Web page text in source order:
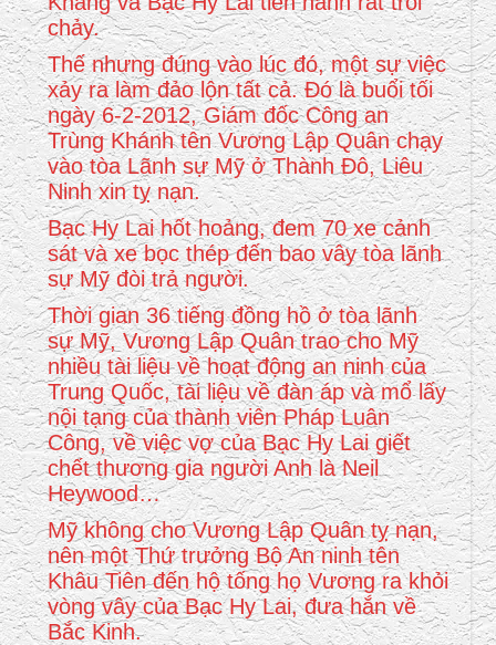
chảy.
Thế nhưng đúng vào lúc đó, một sự việc
xảy ra làm đảo lộn tất cả. Đó là buổi tối
ngày 6-2-2012, Giám đốc Công an
Trùng Khánh tên Vương Lập Quân chạy
vào tòa Lãnh sự Mỹ ở Thành Đô, Liêu
Ninh xin tỵ nạn.
Bạc Hy Lai hốt hoảng, đem 70 xe cảnh
sát và xe bọc thép đến bao vây tòa lãnh
sự Mỹ đòi trả người.
Thời gian 36 tiếng đồng hồ ở tòa lãnh
sự Mỹ, Vương Lập Quân trao cho Mỹ
nhiều tài liệu về hoạt động an ninh của
Trung Quốc, tài liệu về đàn áp và mổ lấy
nội tạng của thành viên Pháp Luân
Công, về việc vợ của Bạc Hy Lai giết
chết thương gia người Anh là Neil
Heywood…
Mỹ không cho Vương Lập Quân tỵ nạn,
nên một Thứ trưởng Bộ An ninh tên
Khâu Tiên đến hộ tống họ Vương ra khỏi
vòng vây của Bạc Hy Lai, đưa hắn về
Bắc Kinh.